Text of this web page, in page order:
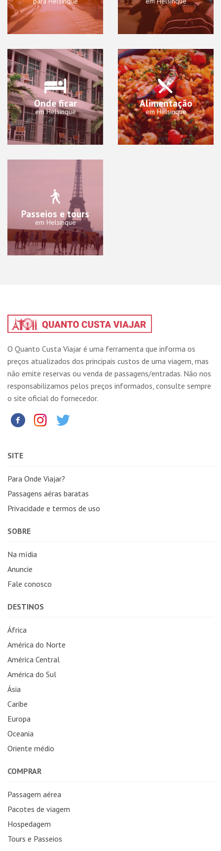
Onde ficar
em Helsinque
Alimentação
em Helsinque
Passeios e tours
em Helsinque
O Quanto Custa Viajar é uma ferramenta que informa os
preços atualizados dos principais custos de uma viagem, mas
não emite reservas ou venda de passagens/entradas. Não nos
responsabilizamos pelos preços informados, consulte sempre
o site oficial do fornecedor.
SITE
Para Onde Viajar?
Passagens aéras baratas
Privacidade e termos de uso
SOBRE
Na mídia
Anuncie
Fale conosco
DESTINOS
África
América do Norte
América Central
América do Sul
Ásia
Caribe
Europa
Oceania
Oriente médio
COMPRAR
Passagem aérea
Pacotes de viagem
Hospedagem
Tours e Passeios